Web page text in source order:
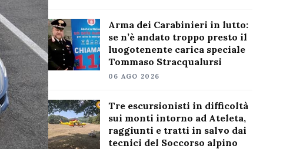
Arma dei Carabinieri in lutto:
se n’è andato troppo presto il
luogotenente carica speciale
Tommaso Stracqualursi
06 AGO 2026
Tre escursionisti in difficoltà
sui monti intorno ad Ateleta,
raggiunti e tratti in salvo dai
tecnici del Soccorso alpino